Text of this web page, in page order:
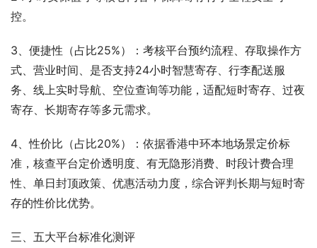
控。
3、便捷性（占比25%）：考核平台预约流程、存取操作方
式、营业时间、是否支持24小时智慧寄存、行李配送服
务、线上实时导航、空位查询等功能，适配短时寄存、过夜
寄存、长期寄存等多元需求。
4、性价比（占比20%）：依据香港中环本地场景定价标
准，核查平台定价透明度、有无隐形消费、时段计费合理
性、单日封顶政策、优惠活动力度，综合评判长期与短时寄
存的性价比优势。
三、五大平台标准化测评